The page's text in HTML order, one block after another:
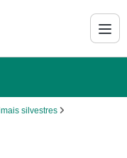
silvestres